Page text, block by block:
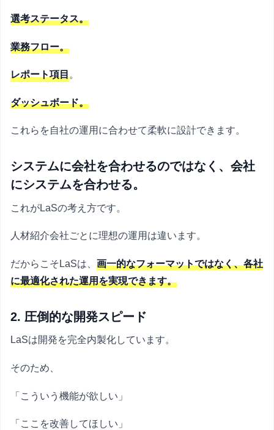
選考ステータス。
業務フロー。
レポート項目 。
ダッシュボード。
これらを自社の運用に合わせて柔軟に設計できます。
システムに会社を合わせるのではなく、会社
にシステムを合わせる。
これがLaSの考え方です。
人材紹介会社ごとに理想の運用は違います。
だからこそLaSは、 画一的なフォーマットではなく、各社
に最適化された運用を実現できます。
2. 圧倒的な開発スピード
LaSは開発を完全内製化しています。
そのため、
「こういう機能が欲しい」
「ここを改善してほしい」